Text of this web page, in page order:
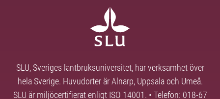
SLU, Sveriges lantbruksuniversitet, har verksamhet över
hela Sverige. Huvudorter är Alnarp, Uppsala och Umeå.
SLU är miljöcertifierat enligt ISO 14001. • Telefon: 018-67